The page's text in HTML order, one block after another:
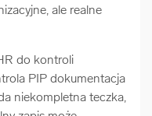
ale realne
do kontroli
PIP dokumentacja
niekompletna teczka,